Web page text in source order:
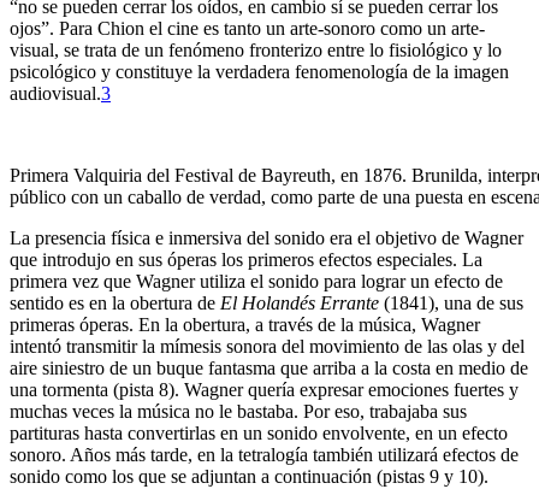
“no se pueden cerrar los oídos, en cambio sí se pueden cerrar los
ojos”. Para Chion el cine es tanto un arte-sonoro como un arte-
visual, se trata de un fenómeno fronterizo entre lo fisiológico y lo
psicológico y constituye la verdadera fenomenología de la imagen
audiovisual.3
Primera Valquiria del Festival de Bayreuth, en 1876. Brunilda,
público con un caballo de verdad, como parte de una puesta en
La presencia física e inmersiva del sonido era el objetivo de Wagner
que introdujo en sus óperas los primeros efectos especiales. La
primera vez que Wagner utiliza el sonido para lograr un efecto de
sentido es en la obertura de El Holandés Errante (1841), una de sus
primeras óperas. En la obertura, a través de la música, Wagner
intentó transmitir la mímesis sonora del movimiento de las olas y del
aire siniestro de un buque fantasma que arriba a la costa en medio de
una tormenta (pista 8). Wagner quería expresar emociones fuertes y
muchas veces la música no le bastaba. Por eso, trabajaba sus
partituras hasta convertirlas en un sonido envolvente, en un efecto
sonoro. Años más tarde, en la tetralogía también utilizará efectos de
sonido como los que se adjuntan a continuación (pistas 9 y 10).